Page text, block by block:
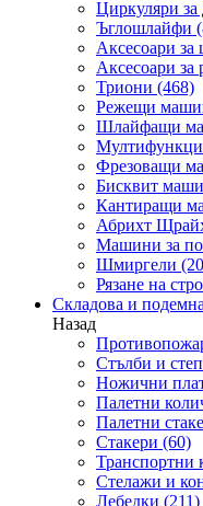
Циркуляри за
Ъглошлайфи
Аксесоари
Аксесоари
Триони (468)
Режещи
Шлайфащи
Фрезоващи
Бисквит
Кантиращи
Абрихт
Машини за
Шмиргели
Рязане на
Складова и
Назад
Стълби и
Ножични
Палетни
Палетни
Стакери (60)
Транспортни
Стелажи и
Лебедки (211)